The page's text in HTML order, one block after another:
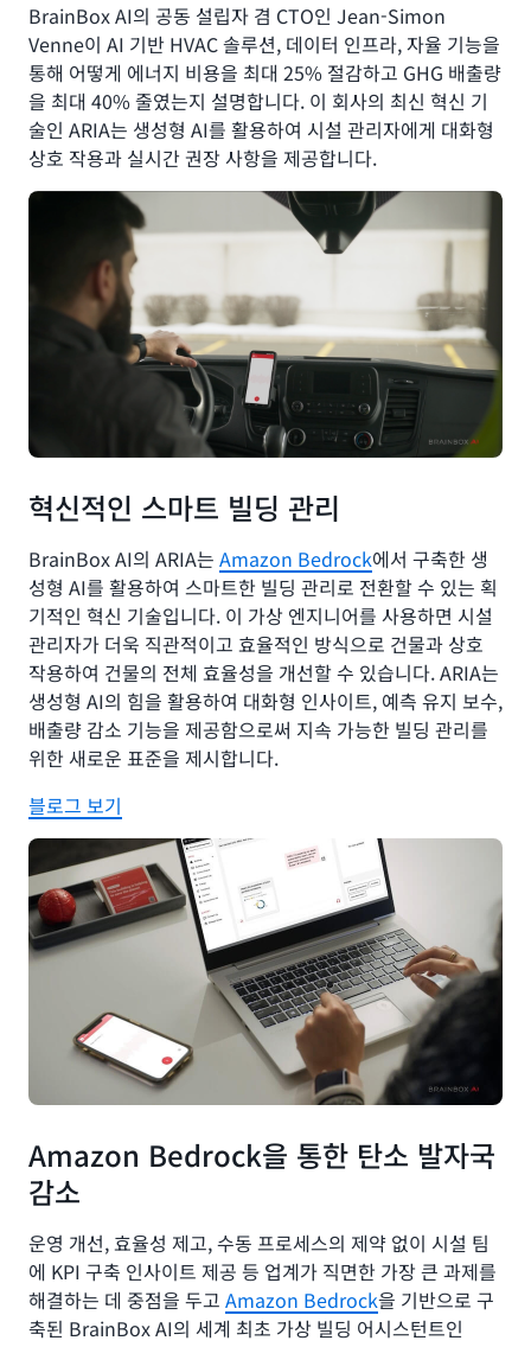
BrainBox AI의 공동 설립자 겸 CTO인 Jean-Simon
Venne이 AI 기반 HVAC 솔루션, 데이터 인프라, 자율 기능을
통해 어떻게 에너지 비용을 최대 25% 절감하고 GHG 배출량
을 최대 40% 줄였는지 설명합니다. 이 회사의 최신 혁신 기
술인 ARIA는 생성형 AI를 활용하여 시설 관리자에게 대화형
상호 작용과 실시간 권장 사항을 제공합니다.
혁신적인 스마트 빌딩 관리
BrainBox AI의 ARIA는 Amazon Bedrock에서 구축한 생
성형 AI를 활용하여 스마트한 빌딩 관리로 전환할 수 있는 획
기적인 혁신 기술입니다. 이 가상 엔지니어를 사용하면 시설
관리자가 더욱 직관적이고 효율적인 방식으로 건물과 상호
작용하여 건물의 전체 효율성을 개선할 수 있습니다. ARIA는
생성형 AI의 힘을 활용하여 대화형 인사이트, 예측 유지 보수,
배출량 감소 기능을 제공함으로써 지속 가능한 빌딩 관리를
위한 새로운 표준을 제시합니다.
블로그 보기
Amazon Bedrock을 통한 탄소 발자국
감소
운영 개선, 효율성 제고, 수동 프로세스의 제약 없이 시설 팀
에 KPI 구축 인사이트 제공 등 업계가 직면한 가장 큰 과제를
해결하는 데 중점을 두고 Amazon Bedrock을 기반으로 구
축된 BrainBox AI의 세계 최초 가상 빌딩 어시스턴트인